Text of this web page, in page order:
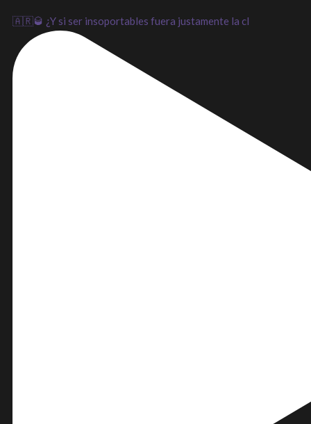
🇦🇷🥃 ¿Y si ser insoportables fuera justamente la cl